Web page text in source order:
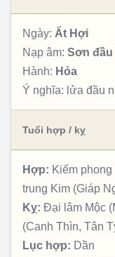
Ngày: Ất Hợi
Nạp âm: Sơn đầu
Hành: Hỏa
Ý nghĩa: lửa đầu
Tuổi hợp / kỵ
Hợp: Kiếm
trung Kim (Giáp
Kỵ: Đại lâm Mộc
(Canh Thìn, Tân
Lục hợp: Dần